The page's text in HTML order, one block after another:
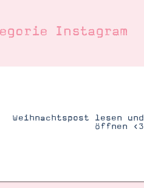
Instagram
Weihnachtspost lesen und
öffnen <3